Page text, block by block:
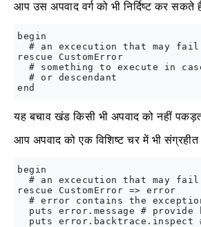
आप उस अपवाद वर्ग को भी निर्दिष्ट कर सकते
begin
  # an excecution that may fail
rescue CustomError
# something to execute in
  # or descendant
यह बचाव खंड किसी भी अपवाद को नहीं
आप अपवाद को एक विशिष्ट चर में भी
begin
  # an excecution that may fail
rescue CustomError => error
# error contains the
puts error.message # provide
puts error.backtrace.inspect